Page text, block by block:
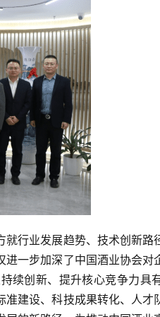
行业发展趋势、技术创新路
一步加深了中国酒业协会对
续创新、提升核心竞争力具
建设、科技成果转化、人才